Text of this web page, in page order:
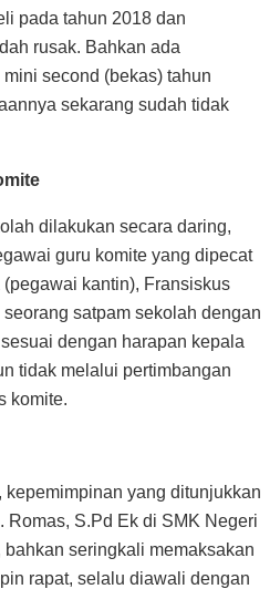
pada tahun 2018 dan
rusak. Bahkan ada
second (bekas) tahun
sekarang sudah tidak
dilakukan secara daring,
guru komite yang dipecat
kantin), Fransiskus
satpam sekolah dengan
dengan harapan kepala
tidak melalui pertimbangan
komite.
kepemimpinan yang ditunjukkan
Romas, S.Pd Ek di SMK Negeri
bahkan seringkali memaksakan
rapat, selalu diawali dengan